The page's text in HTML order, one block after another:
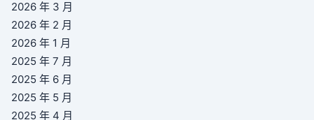
2026 年 3 月
2026 年 2 月
2026 年 1 月
2025 年 7 月
2025 年 6 月
2025 年 5 月
2025 年 4 月